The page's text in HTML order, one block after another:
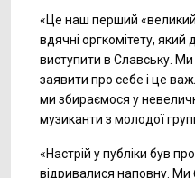
«Це наш перший
вдячні оргкомітету,
виступити в Славську.
заявити про себе і це
ми збираємося у
музиканти з молодої
«Настрій у публіки був
відривалися наповну. Ми